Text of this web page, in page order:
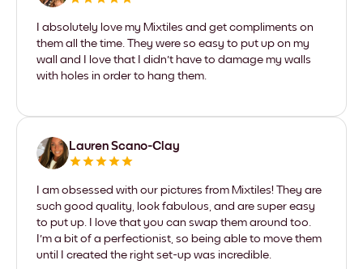
I absolutely love my Mixtiles and get compliments on
them all the time. They were so easy to put up on my
wall and I love that I didn't have to damage my walls
with holes in order to hang them.
Lauren Scano-Clay
I am obsessed with our pictures from Mixtiles! They are
such good quality, look fabulous, and are super easy
to put up. I love that you can swap them around too.
I'm a bit of a perfectionist, so being able to move them
until I created the right set-up was incredible.